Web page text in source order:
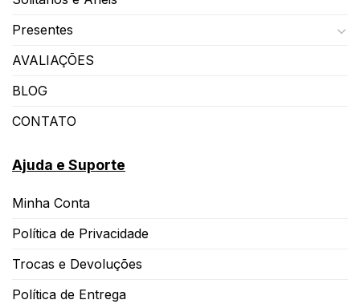
Presentes
AVALIAÇÕES
BLOG
CONTATO
Ajuda e Suporte
Minha Conta
Política de Privacidade
Trocas e Devoluções
Política de Entrega